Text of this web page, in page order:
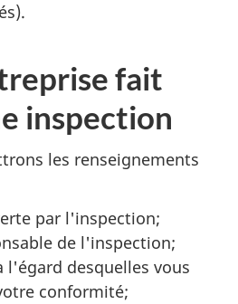
fait
inspection
les renseignements
par l'inspection;
de l'inspection;
l'égard desquelles vous
conformité;